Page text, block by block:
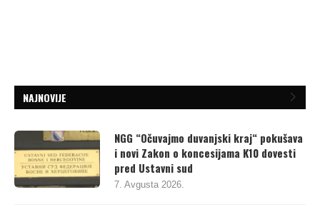
NAJNOVIJE
NGG “Očuvajmo duvanjski kraj“ pokušava
i novi Zakon o koncesijama K10 dovesti
pred Ustavni sud
7. Avgusta 2026.